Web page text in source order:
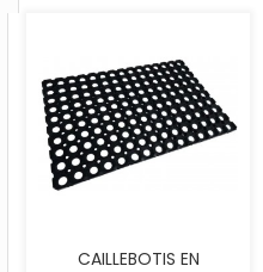
CAILLEBOTIS EN